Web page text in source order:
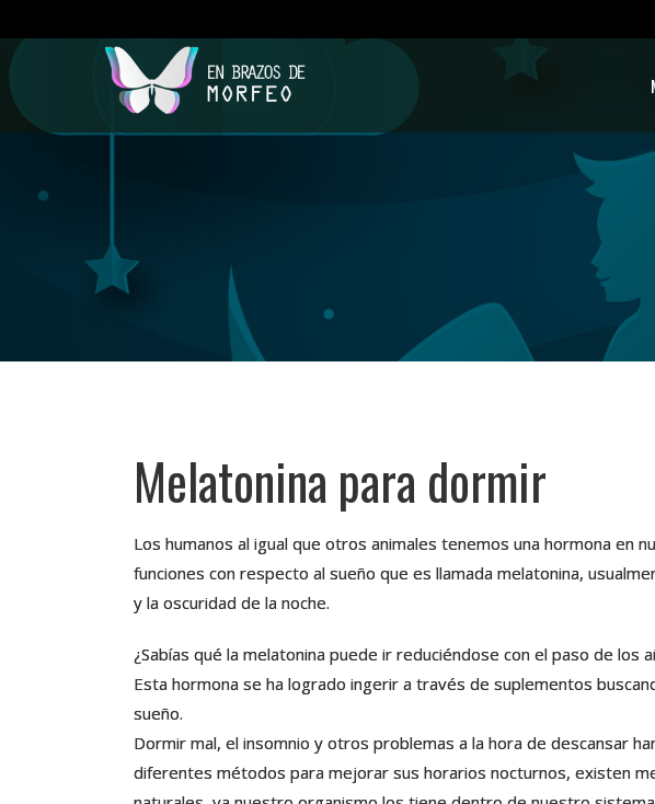
Melatonina para dormir
Los humanos al igual que otros animales tenemos una hormona en
funciones con respecto al sueño que es llamada melatonina,
y la oscuridad de la noche.
¿Sabías qué la melatonina puede ir reduciéndose con el paso de los
Esta hormona se ha logrado ingerir a través de suplementos
sueño.
Dormir mal, el insomnio y otros problemas a la hora de descansar
diferentes métodos para mejorar sus horarios nocturnos, existen